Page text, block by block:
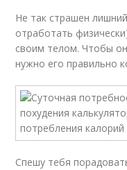
Не так страшен
отработать
своим телом. Чтобы
нужно его правильно
Спешу тебя